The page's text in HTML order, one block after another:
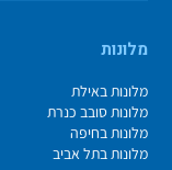
מלונות
מלונות באילת
מלונות סובב כנרת
מלונות בחיפה
מלונות בתל אביב